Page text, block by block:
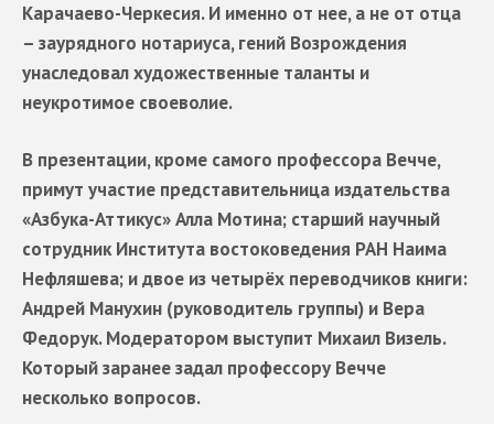
Карачаево-Черкесия. И именно от нее, а не от отца
– заурядного нотариуса, гений Возрождения
унаследовал художественные таланты и
неукротимое своеволие.
В презентации, кроме самого профессора Вечче,
примут участие представительница издательства
«Азбука-Аттикус» Алла Мотина; старший научный
сотрудник Института востоковедения РАН Наима
Нефляшева; и двое из четырёх переводчиков книги:
Андрей Манухин (руководитель группы) и Вера
Федорук. Модератором выступит Михаил Визель.
Который заранее задал профессору Вечче
несколько вопросов.